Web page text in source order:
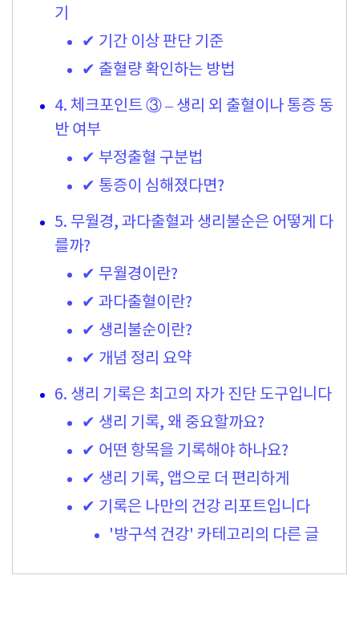
기
✔ 기간 이상 판단 기준
✔ 출혈량 확인하는 방법
4. 체크포인트 ③ – 생리 외 출혈이나 통증 동
반 여부
✔ 부정출혈 구분법
✔ 통증이 심해졌다면?
5. 무월경, 과다출혈과 생리불순은 어떻게 다
를까?
✔ 무월경이란?
✔ 과다출혈이란?
✔ 생리불순이란?
✔ 개념 정리 요약
6. 생리 기록은 최고의 자가 진단 도구입니다
✔ 생리 기록, 왜 중요할까요?
✔ 어떤 항목을 기록해야 하나요?
✔ 생리 기록, 앱으로 더 편리하게
✔ 기록은 나만의 건강 리포트입니다
'방구석 건강' 카테고리의 다른 글